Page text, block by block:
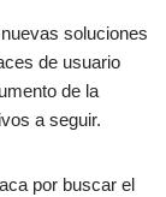
soluciones
de usuario
de la
a seguir.
por buscar el